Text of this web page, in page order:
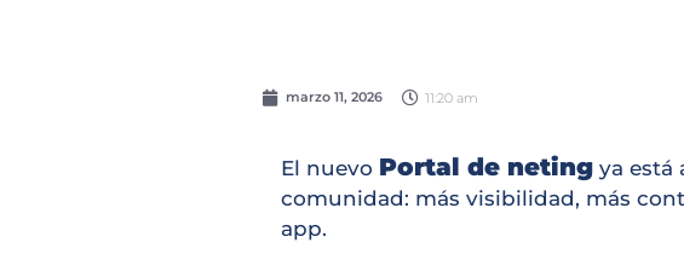
marzo 11, 2026 11:20 am
El nuevo Portal de neting ya está
comunidad: más visibilidad, más
app.